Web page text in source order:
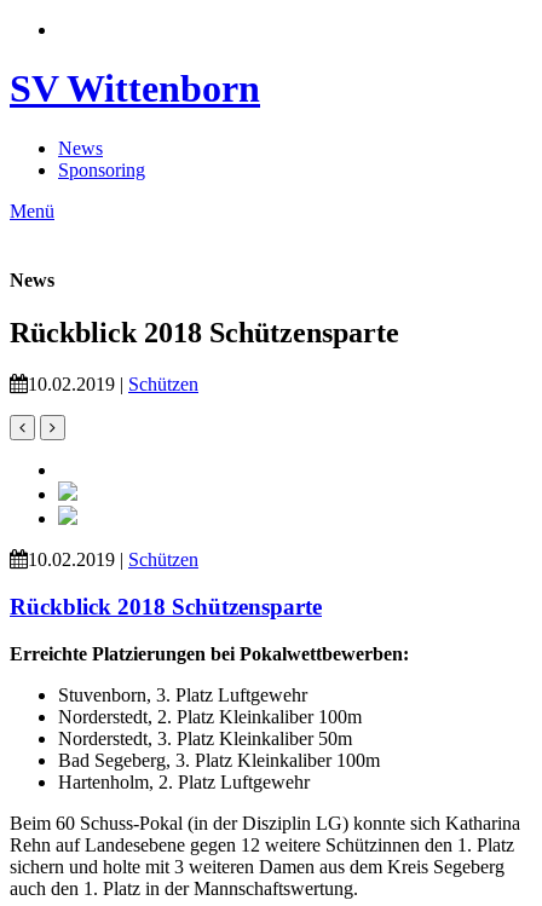
SV Wittenborn
News
Sponsoring
Menü
News
Rückblick 2018 Schützensparte
10.02.2019 | Schützen
10.02.2019 | Schützen
Rückblick 2018 Schützensparte
Erreichte Platzierungen bei Pokalwettbewerben:
Stuvenborn, 3. Platz Luftgewehr
Norderstedt, 2. Platz Kleinkaliber 100m
Norderstedt, 3. Platz Kleinkaliber 50m
Bad Segeberg, 3. Platz Kleinkaliber 100m
Hartenholm, 2. Platz Luftgewehr
Beim 60 Schuss-Pokal (in der Disziplin LG) konnte sich Katharina
Rehn auf Landesebene gegen 12 weitere Schützinnen den 1. Platz
sichern und holte mit 3 weiteren Damen aus dem Kreis Segeberg
auch den 1. Platz in der Mannschaftswertung.